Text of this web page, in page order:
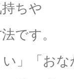
ちや
です。
い」「お